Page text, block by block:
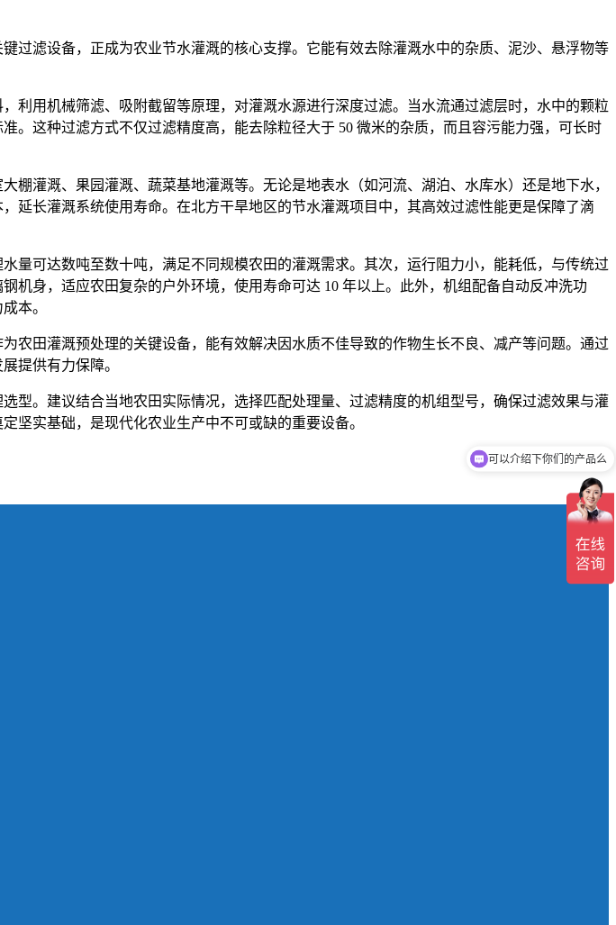
过滤设备，正成为农业节水灌溉的核心支撑。它能有效去除灌溉水中的杂质、泥沙、悬浮物等
利用机械筛滤、吸附截留等原理，对灌溉水源进行深度过滤。当水流通过滤层时，水中的颗粒
。这种过滤方式不仅过滤精度高，能去除粒径大于 50 微米的杂质，而且容污能力强，可长时
灌溉、果园灌溉、蔬菜基地灌溉等。无论是地表水（如河流、湖泊、水库水）还是地下水，
延长灌溉系统使用寿命。在北方干旱地区的节水灌溉项目中，其高效过滤性能更是保障了滴
量可达数吨至数十吨，满足不同规模农田的灌溉需求。其次，运行阻力小，能耗低，与传统过
身，适应农田复杂的户外环境，使用寿命可达 10 年以上。此外，机组配备自动反冲洗功
本。
农田灌溉预处理的关键设备，能有效解决因水质不佳导致的作物生长不良、减产等问题。通过
提供有力保障。
型。建议结合当地农田实际情况，选择匹配处理量、过滤精度的机组型号，确保过滤效果与灌
坚实基础，是现代化农业生产中不可或缺的重要设备。
可以介绍下你们的产品么